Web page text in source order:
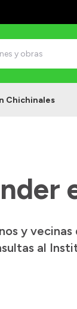
Chichinales
y
al